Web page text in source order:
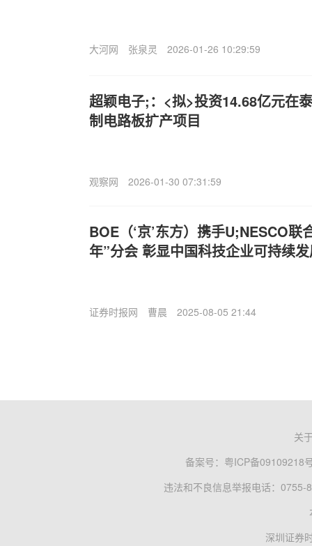
大河网 张泉灵 2026-01-26 10:29:59
超颖电子;：<拟>投资14.68亿元在
制电路板扩产项目
观察网 2026-01-30 07:31:59
BOE（‘京’东方）携手U;NESCO联
年”分会 彰显中国科技企业可持续
证券时报网 曹晨 2025-08-05 21:44
关
备案号： 粤ICP备09109218
违法和不良信息举报电话：0755-
深圳证券